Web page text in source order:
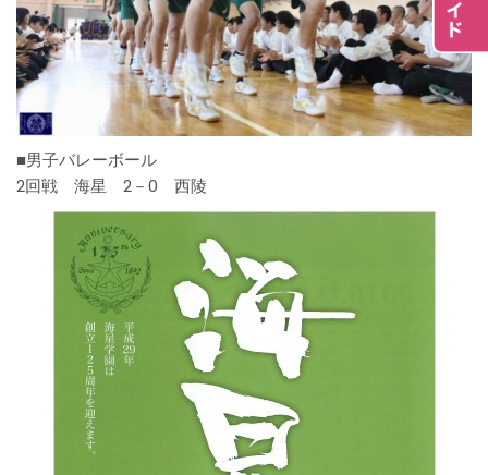
■男子バレーボール
2回戦 海星 2－0 西陵